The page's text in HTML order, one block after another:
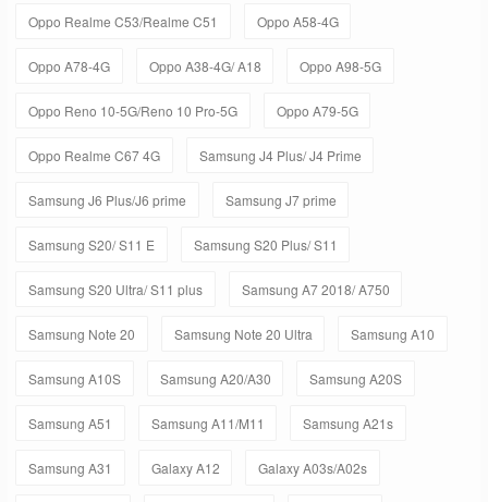
Oppo Realme C53/Realme C51 Oppo A58-4G
Oppo A78-4G Oppo A38-4G/ A18 Oppo A98-5G
Oppo Reno 10-5G/Reno 10 Pro-5G Oppo A79-5G
Oppo Realme C67 4G Samsung J4 Plus/ J4 Prime
Samsung J6 Plus/J6 prime Samsung J7 prime
Samsung S20/ S11 E Samsung S20 Plus/ S11
Samsung S20 Ultra/ S11 plus Samsung A7 2018/ A750
Samsung Note 20 Samsung Note 20 Ultra Samsung A10
Samsung A10S Samsung A20/A30 Samsung A20S
Samsung A51 Samsung A11/M11 Samsung A21s
Samsung A31 Galaxy A12 Galaxy A03s/A02s